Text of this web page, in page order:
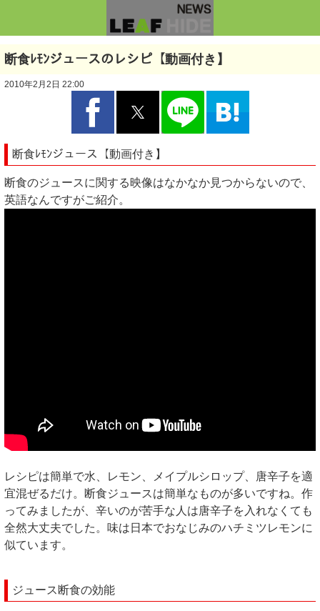
断食ﾚﾓﾝジュースのレシピ【動画付き】
2010年2月2日 22:00
断食ﾚﾓﾝジュース【動画付き】
断食のジュースに関する映像はなかなか見つからないので、
英語なんですがご紹介。
レシピは簡単で水、レモン、メイプルシロップ、唐辛子を適
宜混ぜるだけ。断食ジュースは簡単なものが多いですね。作
ってみましたが、辛いのが苦手な人は唐辛子を入れなくても
全然大丈夫でした。味は日本でおなじみのハチミツレモンに
似ています。
ジュース断食の効能